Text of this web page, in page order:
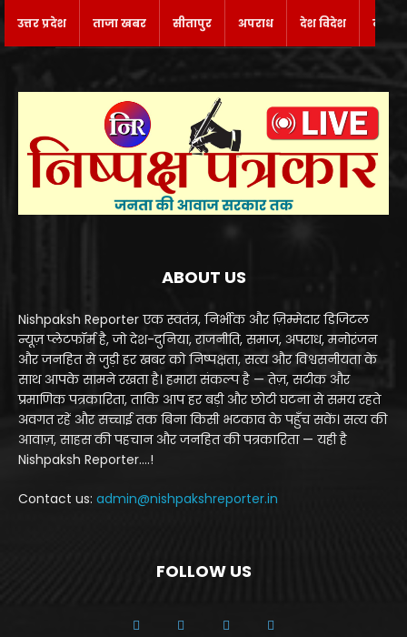
उत्तर प्रदेश ताजा खबर सीतापुर अपराध देश विदेश
ABOUT US
Nishpaksh Reporter एक स्वतंत्र, निर्भीक और ज़िम्मेदार डिजिटल
न्यूज़ प्लेटफॉर्म है, जो देश-दुनिया, राजनीति, समाज, अपराध, मनोरंजन
और जनहित से जुड़ी हर खबर को निष्पक्षता, सत्य और विश्वसनीयता के
साथ आपके सामने रखता है। हमारा संकल्प है — तेज़, सटीक और
प्रमाणिक पत्रकारिता, ताकि आप हर बड़ी और छोटी घटना से समय रहते
अवगत रहें और सच्चाई तक बिना किसी भटकाव के पहुँच सकें। सत्य की
आवाज़, साहस की पहचान और जनहित की पत्रकारिता — यही है
Nishpaksh Reporter....!
Contact us: admin@nishpakshreporter.in
FOLLOW US